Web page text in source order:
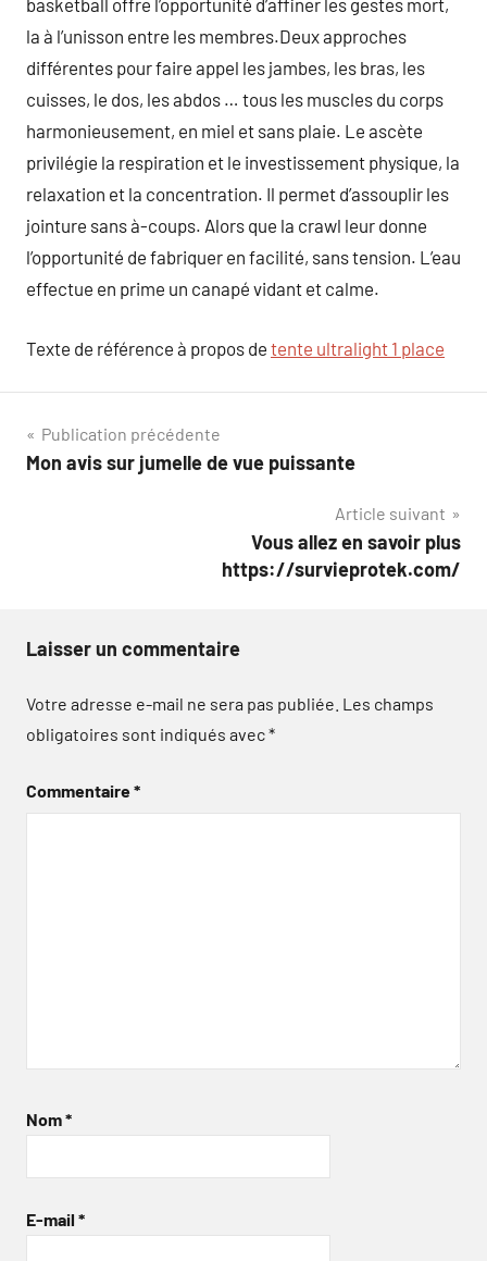
basketball offre l’opportunité d’affiner les gestes mort,
la à l’unisson entre les membres.Deux approches
différentes pour faire appel les jambes, les bras, les
cuisses, le dos, les abdos … tous les muscles du corps
harmonieusement, en miel et sans plaie. Le ascète
privilégie la respiration et le investissement physique, la
relaxation et la concentration. Il permet d’assouplir les
jointure sans à-coups. Alors que la crawl leur donne
l’opportunité de fabriquer en facilité, sans tension. L’eau
effectue en prime un canapé vidant et calme.
Texte de référence à propos de tente ultralight 1 place
Navigation
de
Publication précédente
Mon avis sur jumelle de vue puissante
Article suivant
Vous allez en savoir plus
https://survieprotek.com/
Laisser un commentaire
Votre adresse e-mail ne sera pas publiée. Les champs
obligatoires sont indiqués avec*
Commentaire*
Nom*
E-mail *